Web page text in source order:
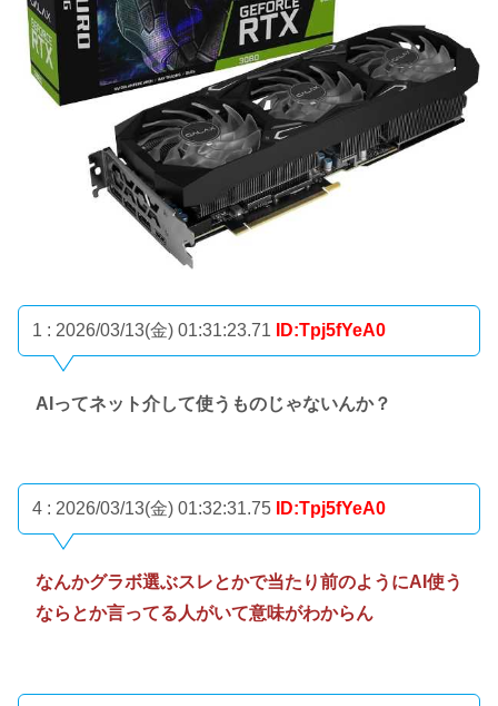
1 : 2026/03/13(金) 01:31:23.71 ID:Tpj5fYeA0
AIってネット介して使うものじゃないんか？
4 : 2026/03/13(金) 01:32:31.75 ID:Tpj5fYeA0
なんかグラボ選ぶスレとかで当たり前のようにAI使う
ならとか言ってる人がいて意味がわからん